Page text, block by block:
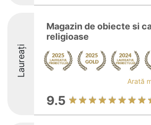
Laureați
Magazin de obiecte si
religioase
Arată
9.5